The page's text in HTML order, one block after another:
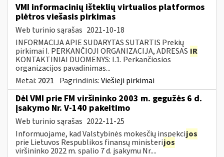
VMI informacinių išteklių virtualios platformos
plėtros viešasis pirkimas
Web turinio sąrašas 2021-10-18
INFORMACIJA APIE SUDARYTAS SUTARTIS Prekių
pirkimai I. PERKANČIOJI ORGANIZACIJA, ADRESAS IR
KONTAKTINIAI DUOMENYS: I.1. Perkančiosios
organizacijos pavadinimas...
Metai: 2021 Pagrindinis:Viešieji pirkimai
Dėl VMI prie FM viršininko 2003 m. gegužės 6 d.
įsakymo Nr. V-140 pakeitimo
Web turinio sąrašas 2022-11-25
Informuojame, kad Valstybinės mokesčių inspekcijos
prie Lietuvos Respublikos finansų ministerijos
viršininko 2022 m. spalio 7 d. įsakymu Nr....